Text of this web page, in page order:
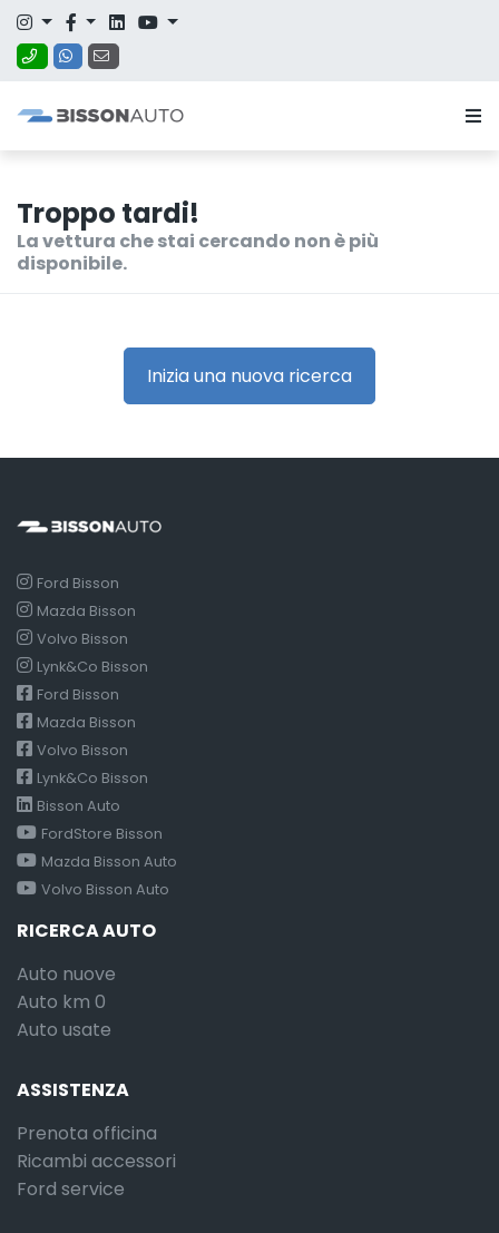
Troppo tardi!
La vettura che stai cercando non è più
disponibile.
Inizia una nuova ricerca
Ford Bisson
Mazda Bisson
Volvo Bisson
Lynk&Co Bisson
Ford Bisson
Mazda Bisson
Volvo Bisson
Lynk&Co Bisson
Bisson Auto
FordStore Bisson
Mazda Bisson Auto
Volvo Bisson Auto
RICERCA AUTO
Auto nuove
Auto km 0
Auto usate
ASSISTENZA
Prenota officina
Ricambi accessori
Ford service